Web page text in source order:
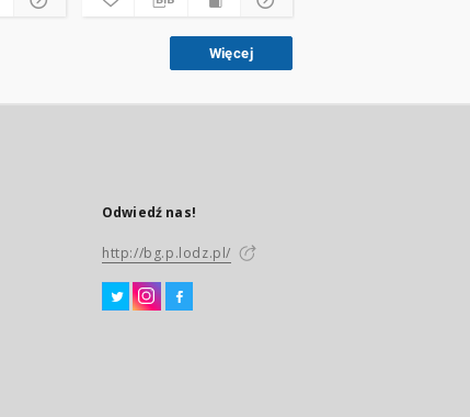
Więcej
Odwiedź nas!
http://bg.p.lodz.pl/